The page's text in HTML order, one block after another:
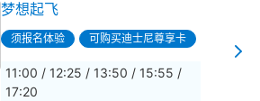
梦想起飞
须报名体验 可购买迪士尼尊享卡
11:00 / 12:25 / 13:50 / 15:55 /
17:20